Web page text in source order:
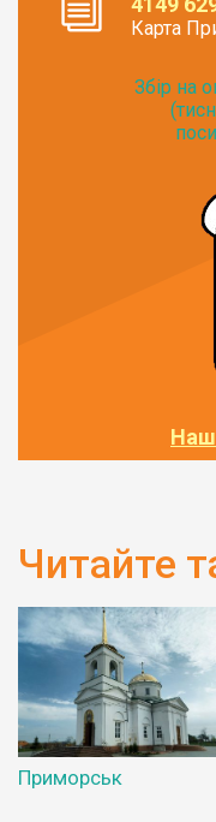
Карта
Збір на
Читайте
Приморськ